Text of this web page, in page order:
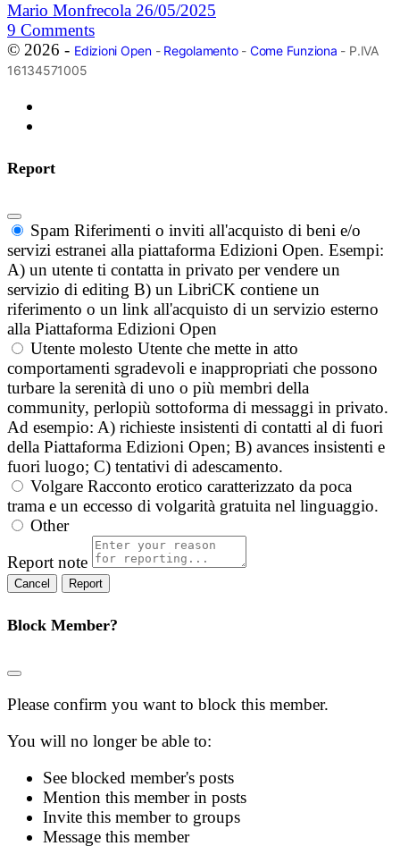
Mario Monfrecola 26/05/2025
9 Comments
© 2026 - Edizioni Open- Regolamento- Come Funziona - P.IVA
16134571005
Report
Spam Riferimenti o inviti all'acquisto di beni e/o
servizi estranei alla piattaforma Edizioni Open. Esempi:
A) un utente ti contatta in privato per vendere un
servizio di editing B) un LibriCK contiene un
riferimento o un link all'acquisto di un servizio esterno
alla Piattaforma Edizioni Open
Utente molesto Utente che mette in atto
comportamenti sgradevoli e inappropriati che possono
turbare la serenità di uno o più membri della
community, perlopiù sottoforma di messaggi in privato.
Ad esempio: A) richieste insistenti di contatti al di fuori
della Piattaforma Edizioni Open; B) avances insistenti e
fuori luogo; C) tentativi di adescamento.
Volgare Racconto erotico caratterizzato da poca
trama e un eccesso di volgarità gratuita nel linguaggio.
Other
Report note
Report
Block Member?
Please confirm you want to block this member.
You will no longer be able to:
See blocked member's posts
Mention this member in posts
Invite this member to groups
Message this member